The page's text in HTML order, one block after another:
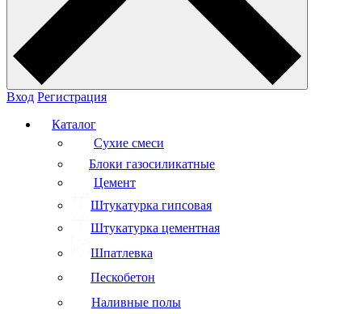
Вход Регистрация
Каталог
Сухие смеси
Блоки газосиликатные
Цемент
Штукатурка гипсовая
Штукатурка цементная
Шпатлевка
Пескобетон
Наливные полы